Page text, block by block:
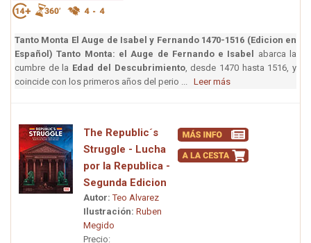
Tanto Monta El Auge de Isabel y Fernando 1470-1516 (Edicion en
Español) Tanto Monta: el Auge de Fernando e Isabel abarca la
cumbre de la Edad del Descubrimiento, desde 1470 hasta 1516, y
coincide con los primeros años del perio ... Leer más
The Republic´s
Struggle - Lucha
por la Republica -
Segunda Edicion
Autor: Teo Alvarez
Ilustración: Ruben
Megido
Precio: